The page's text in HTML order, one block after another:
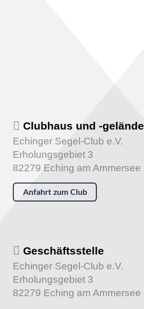
Clubhaus und -gelände
Echinger Segel-Club e.V.
Erholungsgebiet 3
82279 Eching am Ammersee
Anfahrt zum Club
Geschäftsstelle
Echinger Segel-Club e.V.
Erholungsgebiet 3
82279 Eching am Ammersee